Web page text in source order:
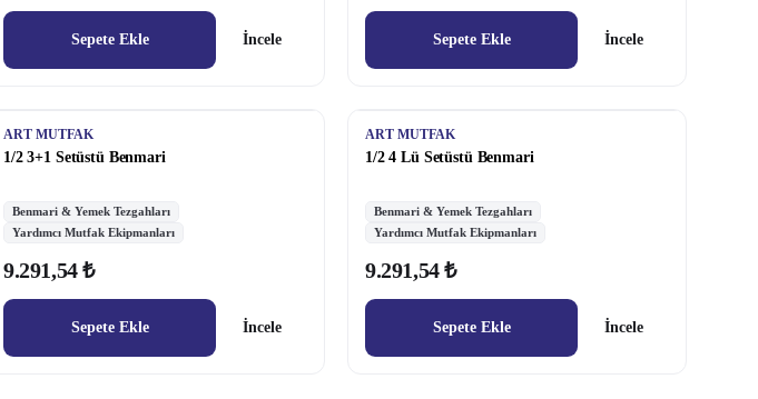
Sepete Ekle İncele Sepete Ekle İncele
ART MUTFAK
1/2 3+1 Setüstü Benmari
Benmari & Yemek Tezgahları
Yardımcı Mutfak Ekipmanları
9.291,54 ₺
Sepete Ekle İncele
ART MUTFAK
1/2 4 Lü Setüstü Benmari
Benmari & Yemek Tezgahları
Yardımcı Mutfak Ekipmanları
9.291,54 ₺
Sepete Ekle İncele